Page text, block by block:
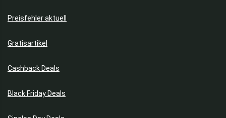
Preisfehler aktuell
Gratisartikel
Cashback Deals
Black Friday Deals